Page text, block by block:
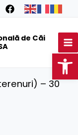
de Căi
– 30